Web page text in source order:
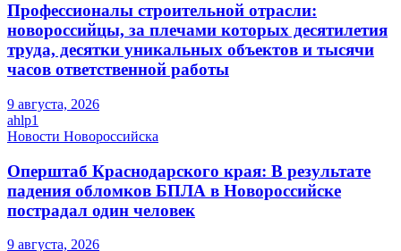
Профессионалы строительной отрасли:
новороссийцы, за плечами которых десятилетия
труда, десятки уникальных объектов и тысячи
часов ответственной работы
9 августа, 2026
ahlp1
Новости Новороссийска
Оперштаб Краснодарского края: В результате
падения обломков БПЛА в Новороссийске
пострадал один человек
9 августа, 2026